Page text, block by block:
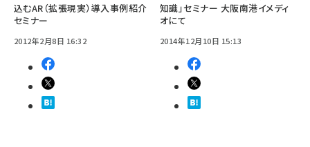
込むAR（拡張現実）導入事例紹介
セミナー
2012年2月8日 16:32
知識」セミナー 大阪南港イメディ
オにて
2014年12月10日 15:13